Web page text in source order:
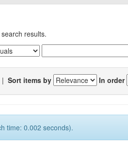
results.
| Sort items by In order
time: 0.002 seconds).